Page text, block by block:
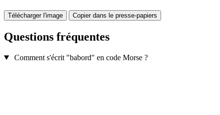
Télécharger l'image Copier dans le presse-papiers
Questions fréquentes
Comment s'écrit "babord" en code Morse ?